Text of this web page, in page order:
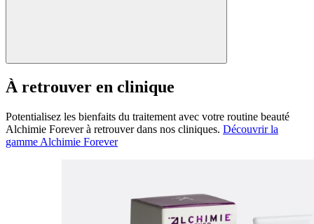
À retrouver en clinique
Potentialisez les bienfaits du traitement avec votre routine beauté
Alchimie Forever à retrouver dans nos cliniques. Découvrir la
gamme Alchimie Forever